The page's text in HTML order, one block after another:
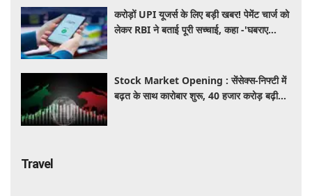
करोड़ों UPI यूजर्स के लिए बड़ी खबर! पेमेंट चार्ज को
लेकर RBI ने बताई पूरी सच्चाई, कहा -'घबराए
Stock Market Opening : सेंसेक्स-निफ्टी में
बढ़त के साथ कारोबार शुरू, 40 हजार करोड़ बढ़ी
Travel